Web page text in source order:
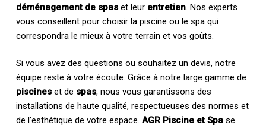
déménagement de spaset leur entretien. Nos experts
vous conseillent pour choisir la piscine ou le spa qui
correspondra le mieux à votre terrain et vos goûts.
Si vous avez des questions ou souhaitez un devis, notre
équipe reste à votre écoute. Grâce à notre large gamme de
piscineset de spas, nous vous garantissons des
installations de haute qualité, respectueuses des normes et
de l’esthétique de votre espace. AGR Piscine et Spase